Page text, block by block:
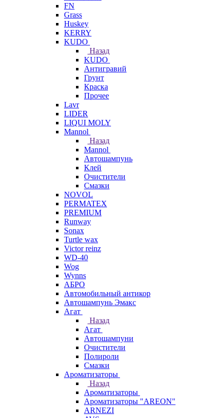
FN
Grass
Huskey
KERRY
KUDO
Назад
KUDO
Антигравий
Грунт
Краска
Прочее
Lavr
LIDER
LIQUI MOLY
Mannol
Назад
Mannol
Автошампунь
Клей
Очистители
Смазки
NOVOL
PERMATEX
PREMIUM
Runway
Sonax
Turtle wax
Victor reinz
WD-40
Wog
Wynns
АБРО
Автомобильный антикор
Автошампунь Эмакс
Агат
Назад
Агат
Автошампуни
Очистители
Полироли
Смазки
Ароматизаторы
Назад
Ароматизаторы
Ароматизаторы "AREON"
ARNEZI